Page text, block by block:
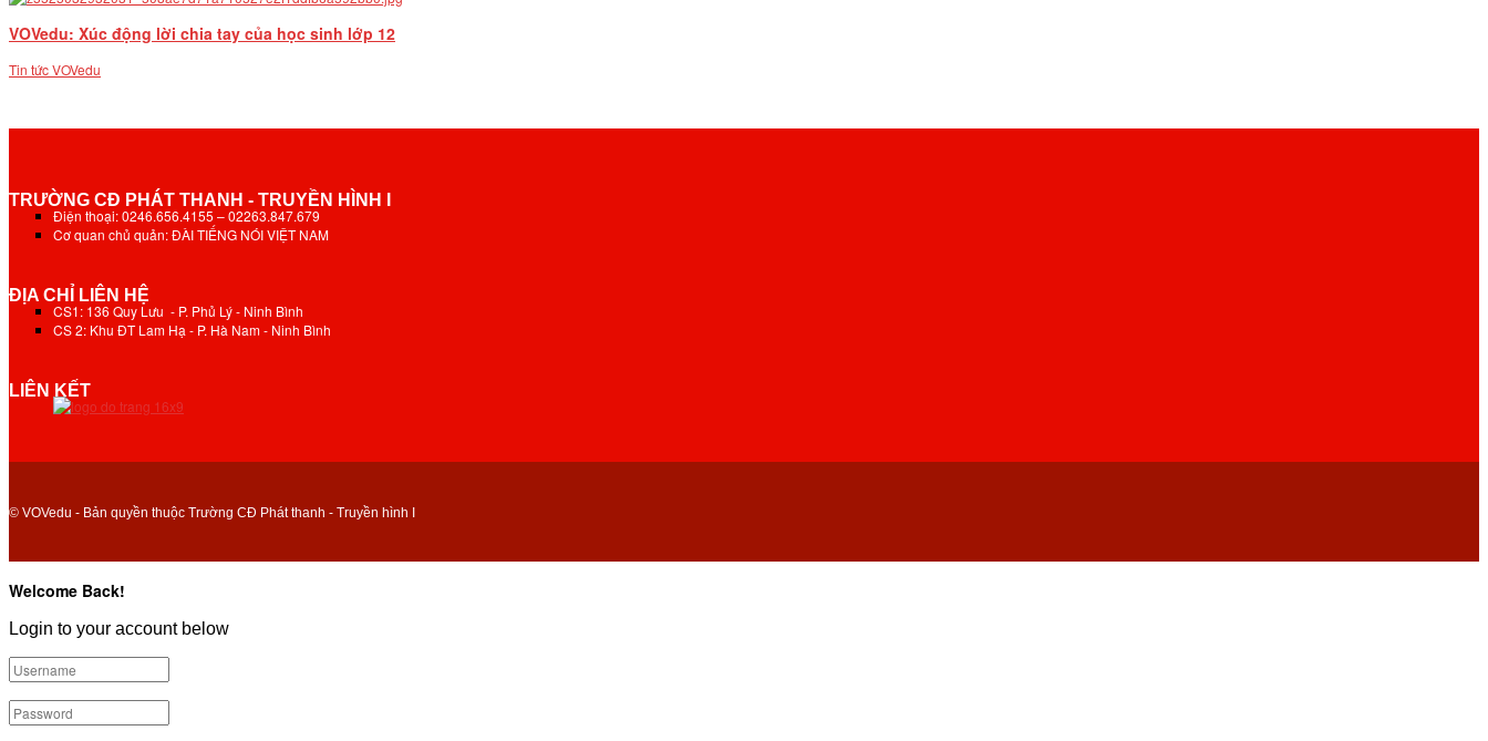
VOVedu: Xúc động lời chia tay của học sinh lớp 12
Tin tức VOVedu
TRƯỜNG CĐ PHÁT THANH - TRUYỀN HÌNH I
Điện thoại: 0246.656.4155 – 02263.847.679
Cơ quan chủ quản: ĐÀI TIẾNG NÓI VIỆT NAM
ĐỊA CHỈ LIÊN HỆ
CS1: 136 Quy Lưu - P. Phủ Lý - Ninh Bình
CS 2: Khu ĐT Lam Hạ - P. Hà Nam - Ninh Bình
LIÊN KẾT
© VOVedu - Bản quyền thuộc Trường CĐ Phát thanh - Truyền hình I
Welcome Back!
Login to your account below